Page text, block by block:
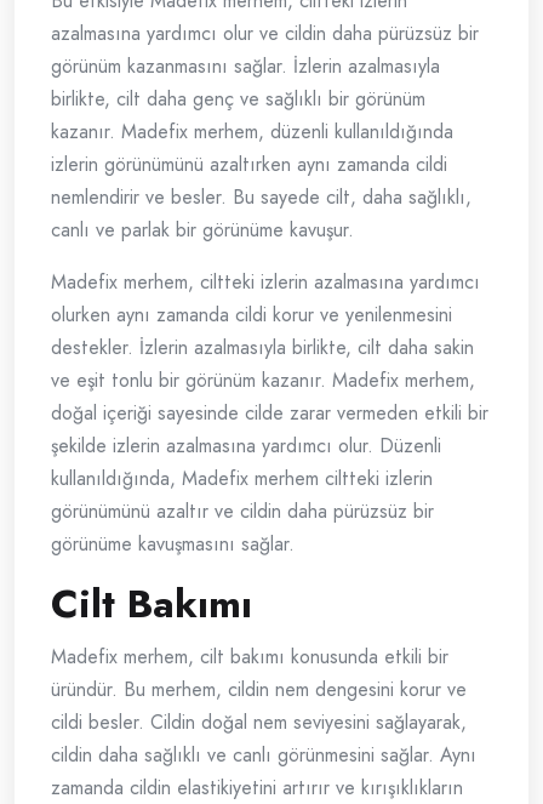
azalmasına yardımcı olur ve cildin daha pürüzsüz bir
görünüm kazanmasını sağlar. İzlerin azalmasıyla
birlikte, cilt daha genç ve sağlıklı bir görünüm
kazanır. Madefix merhem, düzenli kullanıldığında
izlerin görünümünü azaltırken aynı zamanda cildi
nemlendirir ve besler. Bu sayede cilt, daha sağlıklı,
canlı ve parlak bir görünüme kavuşur.
Madefix merhem, ciltteki izlerin azalmasına yardımcı
olurken aynı zamanda cildi korur ve yenilenmesini
destekler. İzlerin azalmasıyla birlikte, cilt daha sakin
ve eşit tonlu bir görünüm kazanır. Madefix merhem,
doğal içeriği sayesinde cilde zarar vermeden etkili bir
şekilde izlerin azalmasına yardımcı olur. Düzenli
kullanıldığında, Madefix merhem ciltteki izlerin
görünümünü azaltır ve cildin daha pürüzsüz bir
görünüme kavuşmasını sağlar.
Cilt Bakımı
Madefix merhem, cilt bakımı konusunda etkili bir
üründür. Bu merhem, cildin nem dengesini korur ve
cildi besler. Cildin doğal nem seviyesini sağlayarak,
cildin daha sağlıklı ve canlı görünmesini sağlar. Aynı
zamanda cildin elastikiyetini artırır ve kırışıklıkların